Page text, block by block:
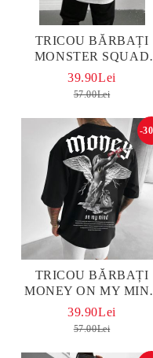
TRICOU BĂRBAȚI
MONSTER SQUAD
OVERSIZED ALB
39.90Lei
57.00Lei
TRICOU BĂRBAȚI
MONEY ON MY
OVERSIZED
-
39.90Lei
57.00Lei